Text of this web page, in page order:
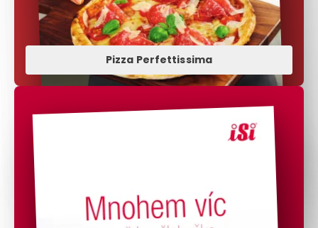
Pizza Perfettissima